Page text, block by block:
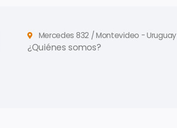
Mercedes 832 / Montevideo - Uruguay
¿Quiénes somos?